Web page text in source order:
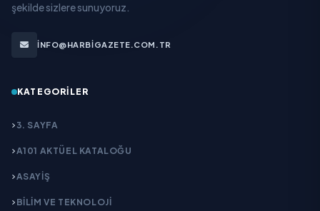
şekilde sizlere sunuyoruz.
INFO@HARBIGAZETE.COM.TR
KATEGORILER
3. SAYFA
A101 AKTÜEL KATALOĞU
ASAYİŞ
BİLİM VE TEKNOLOJİ